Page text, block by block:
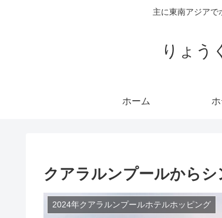
主に東南アジアで
りょう
ホーム
クアラルンプールから
2024年クアラルンプールホテルホッピング